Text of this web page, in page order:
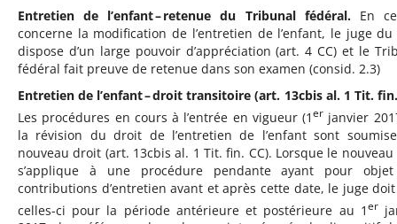
Entretien de l’enfant – retenue du Tribunal fédéral.En
concerne la modification de l’entretien de l’enfant, le juge
dispose d’un large pouvoir d’appréciation (art. 4 CC) et le
fédéral fait preuve de retenue dans son examen (consid. 2.3)
Entretien de l’enfant – droit transitoire (art. 13cbis al. 1 Tit. fin.
Les procédures en cours à l’entrée en vigueur (1er janvier
la révision du droit de l’entretien de l’enfant sont
nouveau droit (art. 13cbis al. 1 Tit. fin. CC). Lorsque le
s’applique à une procédure pendante ayant pour
contributions d’entretien avant et après cette date, le juge
celles-ci pour la période antérieure et postérieure au 1 er